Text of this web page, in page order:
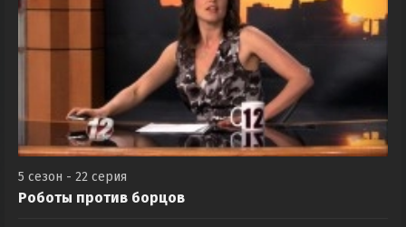
5 сезон - 22 серия
Роботы против борцов